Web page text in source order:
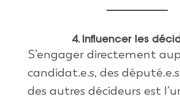
4. Influencer les
S’engager directement
candidat.e.s, des
des autres décideurs est